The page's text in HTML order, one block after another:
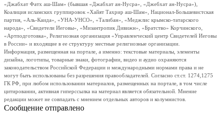
«Джабхат Фатх аш-Шам» (бывшая «Джабхат ан-Нусра», «Джебхат ан-Нусра»),
Коалиция исламских группировок «Хайят Тахрир аш-Шам», Национал-Большевистская
партия, «Аль-Каида», «УНА-УНСО», «Талибан», «Меджлис крымско-татарского
народа», «Свидетели Иеговы», «Мизантропик Дивижн», «Братство» Корчинского,
«Артподготовка», Религиозная организация «Управленческий центр Свидетелей Иеговы
в России» и входящие в ее структуру местные религиозные организации.
Информация, размещенная на портале, а именно: текстовые материалы, элементы
дизайна, логотипы, товарные знаки, фотографии, видео и аудио охраняются
законодательством Российской Федерации и международными нормами права и не
могут быть использованы без разрешения правообладателей. Согласно ст.ст. 1274,1275
ГК РФ, при любом использовании материалов, размещенных на портале, в том числе
цитировании, активная гиперссылка на материал является обязательной. Мнение
редакции может не совпадать с мнением отдельных авторов и колумнистов.
Сообщение отправлено